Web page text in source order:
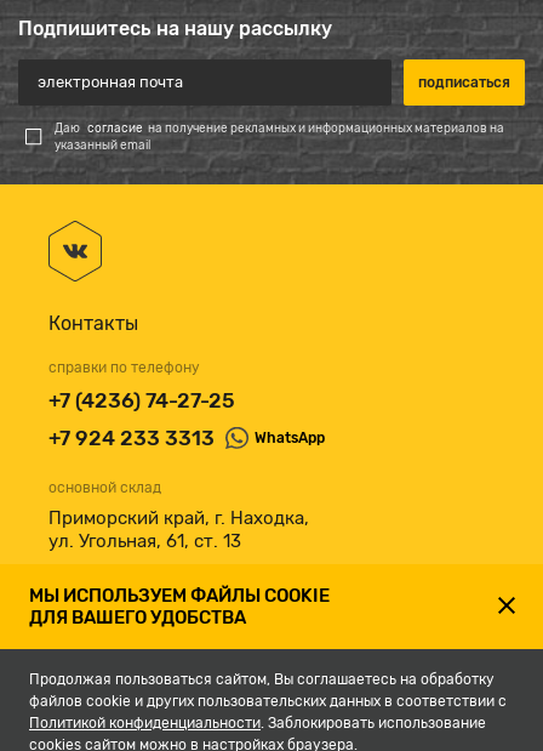
Подпишитесь на нашу рассылку
Даю согласие на получение рекламных и информационных материалов на
указанный email
Контакты
справки по телефону
+7 (4236) 74-27-25
+7 924 233 3313
WhatsApp
основной склад
Приморский край, г. Находка,
ул. Угольная, 61, ст. 13
принимаем к оплате
МЫ ИСПОЛЬЗУЕМ ФАЙЛЫ COOKIE
ДЛЯ ВАШЕГО УДОБСТВА
Продолжая пользоваться сайтом, Вы соглашаетесь на обработку
файлов cookie и других пользовательских данных в соответствии с
Политикой конфиденциальности. Заблокировать использование
cookies сайтом можно в настройках браузера.